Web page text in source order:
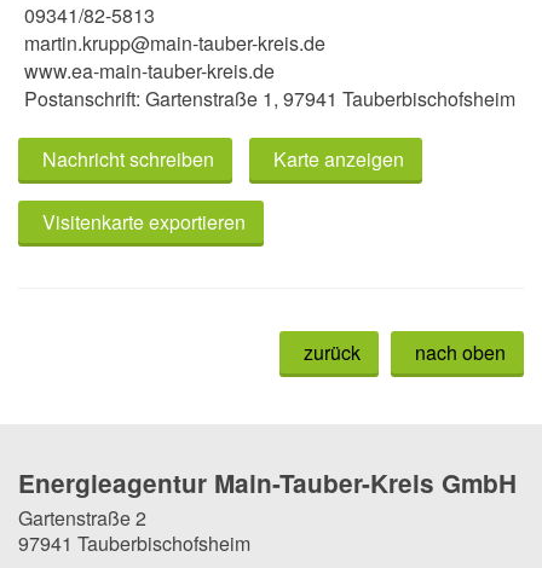
09341/82-5813
martin.krupp@main-tauber-kreis.de
www.ea-main-tauber-kreis.de
Postanschrift: Gartenstraße 1, 97941 Tauberbischofsheim
Nachricht schreiben Karte anzeigen
Visitenkarte exportieren
nach oben
zurück
Energieagentur Main-Tauber-Kreis GmbH
Gartenstraße 2
97941 Tauberbischofsheim